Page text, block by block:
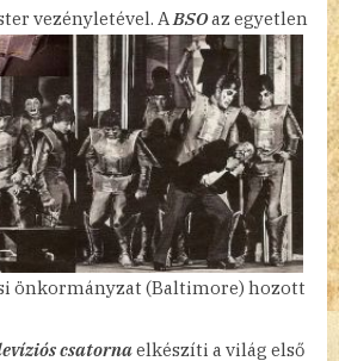
vezényletével. A BSOaz egyetlen
önkormányzat (Baltimore) hozott
csatornaelkészíti a világ első